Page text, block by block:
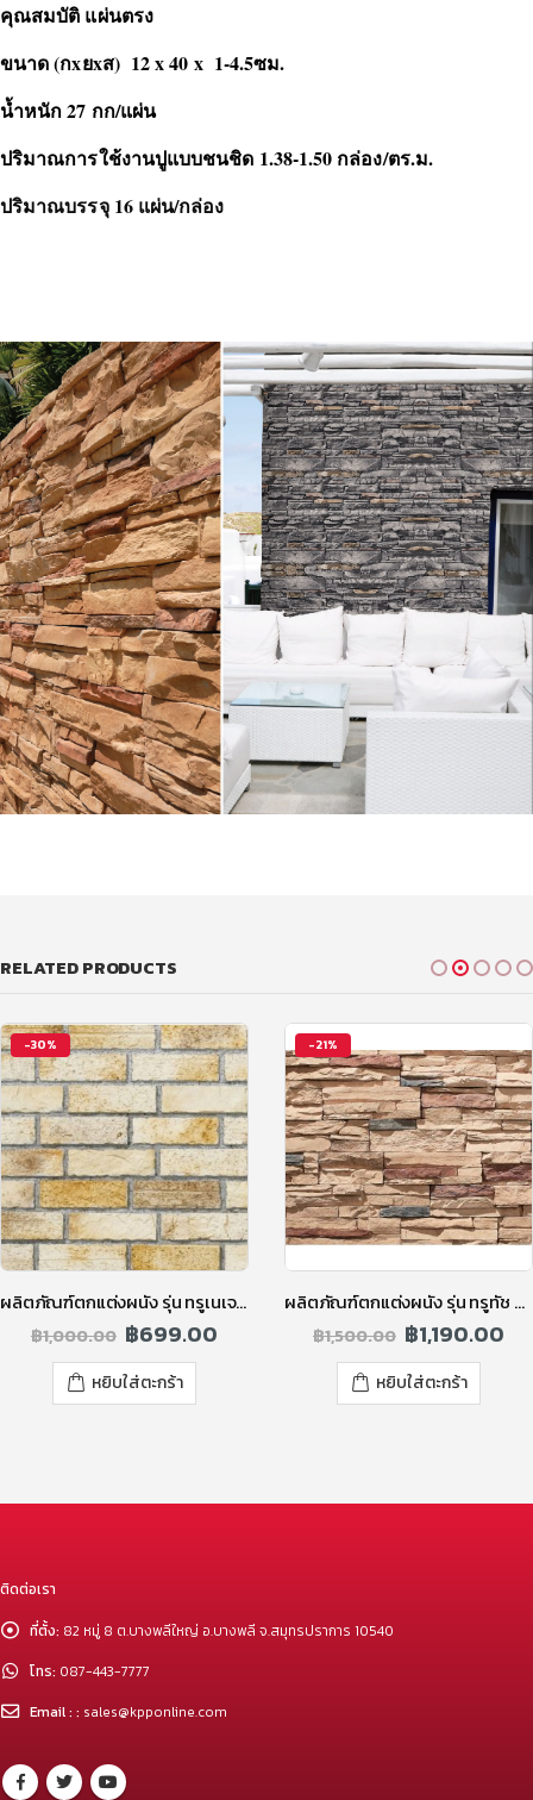
คุณสมบัติ แผ่นตรง
ขนาด (กxยxส) 12 x 40 x 1-4.5ซม.
น้ำหนัก 27 กก/แผ่น
ปริมาณการใช้งานปูแบบชนชิด 1.38-1.50 กล่อง/ตร.ม.
ปริมาณบรรจุ 16 แผ่น/กล่อง
RELATED PRODUCTS
-30%
ผลิตภัณฑ์ตกแต่งผนัง รุ่น ทรูเนเจอร์ รัสติคบริค สีครีม
฿1,000.00 ฿699.00
หยิบใส่ตะกร้า
-21%
ผลิตภัณฑ์ตกแต่งผนัง รุ่น ทรูทัช ทูโทน สีคาราเมลบราวน์
฿1,500.00 ฿1,190.00
หยิบใส่ตะกร้า
ติดต่อเรา
ที่ตั้ง: 82 หมู่ 8 ต.บางพลีใหญ่ อ.บางพลี จ.สมุทรปราการ 10540
โทร: 087-443-7777
Email : : sales@kpponline.com